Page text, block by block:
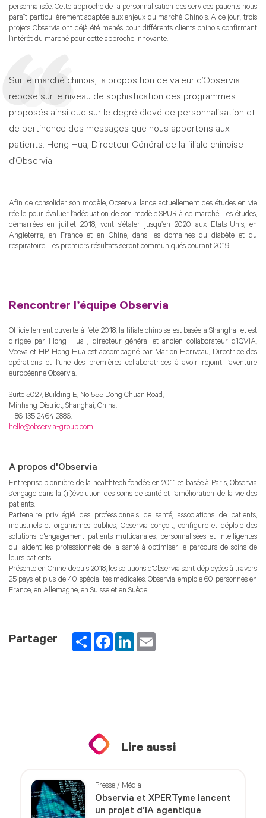
personnalisée. Cette approche de la personnalisation des services patients nous
paraît particulièrement adaptée aux enjeux du marché Chinois. A ce jour, trois
projets Observia ont déjà été menés pour différents clients chinois confirmant
l’intérêt du marché pour cette approche innovante.
Sur le marché chinois, la proposition de valeur d’Observia
repose sur le niveau de sophistication des programmes
proposés ainsi que sur le degré élevé de personnalisation et
de pertinence des messages que nous apportons aux
patients. Hong Hua, Directeur Général de la filiale chinoise
d’Observia
Afin de consolider son modèle, Observia lance actuellement des études en vie
réelle pour évaluer l’adéquation de son modèle SPUR à ce marché. Les études,
démarrées en juillet 2018, vont s’étaler jusqu’en 2020 aux Etats-Unis, en
Angleterre, en France et en Chine, dans les domaines du diabète et du
respiratoire. Les premiers résultats seront communiqués courant 2019.
Rencontrer l’équipe Observia
Officiellement ouverte à l’été 2018, la filiale chinoise est basée à Shanghai et est
dirigée par Hong Hua , directeur général et ancien collaborateur d’IQVIA,
Veeva et HP. Hong Hua est accompagné par Marion Heriveau, Directrice des
opérations et l’une des premières collaboratrices à avoir rejoint l’aventure
européenne Observia.
Suite 5027, Building E, No 555 Dong Chuan Road,
Minhang District, Shanghai, China.
+ 86 135 2464 2886.
hello@observia-group.com
A propos d'Observia
Entreprise pionnière de la healthtech fondée en 2011 et basée à Paris, Observia
s’engage dans la (r)évolution des soins de santé et l’amélioration de la vie des
patients.
Partenaire privilégié des professionnels de santé, associations de patients,
industriels et organismes publics, Observia conçoit, configure et déploie des
solutions d'engagement patients multicanales, personnalisées et intelligentes
qui aident les professionnels de la santé à optimiser le parcours de soins de
leurs patients.
Présente en Chine depuis 2018, les solutions d'Observia sont déployées à travers
25 pays et plus de 40 spécialités médicales. Observia emploie 60 personnes en
France, en Allemagne, en Suisse et en Suède.
Partager PartagerFacebookLinkedInEmail
Lire aussi
Presse / Média
Observia et XPERTyme lancent
un projet d’IA agentique